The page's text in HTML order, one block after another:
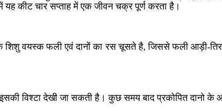
यह कीट चार सप्ताह में एक जीवन चक्र पूर्ण करता है।
वयस्क फली एवं दानों का रस चूसते है, जिससे फली आड़ी-
इसकी विश्टा देखी जा सकती है। कुछ समय बाद प्रकोपित